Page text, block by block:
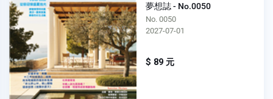
夢想誌 - No.0050
No. 0050
2027-07-01
$ 89 元